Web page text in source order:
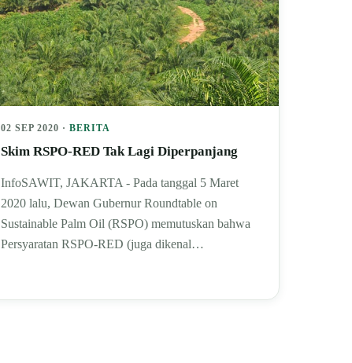
02 SEP 2020 · BERITA
Skim RSPO-RED Tak Lagi Diperpanjang
InfoSAWIT, JAKARTA - Pada tanggal 5 Maret
2020 lalu, Dewan Gubernur Roundtable on
Sustainable Palm Oil (RSPO) memutuskan bahwa
Persyaratan RSPO-RED (juga dikenal…